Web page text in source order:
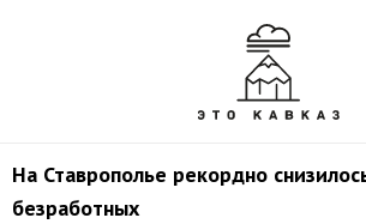
На Ставрополье рекордно
безработных